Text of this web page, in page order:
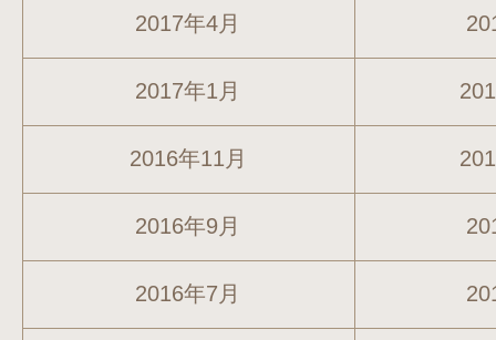
2017年4月
2017年1月
2016年11月
2016年9月
2016年7月